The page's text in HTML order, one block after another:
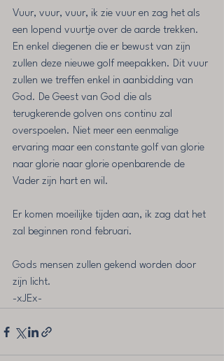
Vuur, vuur, vuur, ik zie vuur en zag het als
een lopend vuurtje over de aarde trekken.
En enkel diegenen die er bewust van zijn
zullen deze nieuwe golf meepakken. Dit vuur
zullen we treffen enkel in aanbidding van
God. De Geest van God die als
terugkerende golven ons continu zal
overspoelen. Niet meer een eenmalige
ervaring maar een constante golf van glorie
naar glorie naar glorie openbarende de
Vader zijn hart en wil.
Er komen moeilijke tijden aan, ik zag dat het
zal beginnen rond februari.
Gods mensen zullen gekend worden door
zijn licht.
-xJEx-